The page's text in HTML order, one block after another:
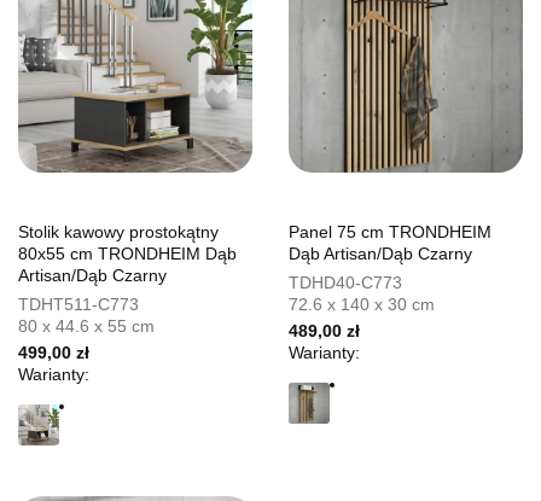
Stolik kawowy prostokątny
80x55 cm TRONDHEIM Dąb
Artisan/Dąb Czarny
TDHT511-C773
80 x 44.6 x 55 cm
499,00 zł
Warianty:
Panel 75 cm TRONDHEIM
Dąb Artisan/Dąb Czarny
TDHD40-C773
72.6 x 140 x 30 cm
489,00 zł
Warianty: